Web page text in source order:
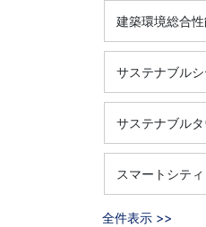
建築環境総合
サステナブル
サステナブル
スマートシティ
全件表示 >>